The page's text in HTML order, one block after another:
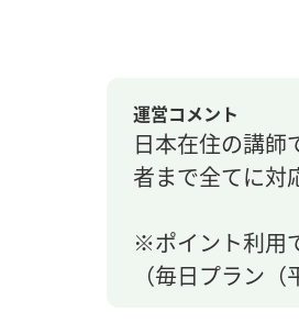
運営コメント
日本在住の講師
者まで全てに対
※ポイント利用
（毎日プラン